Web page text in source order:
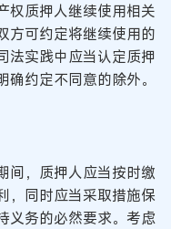
权质押人继续使用相关
方可约定将继续使用的
法实践中应当认定质押
约定不同意的除外。
间，质押人应当按时缴
，同时应当采取措施保
义务的必然要求。考虑